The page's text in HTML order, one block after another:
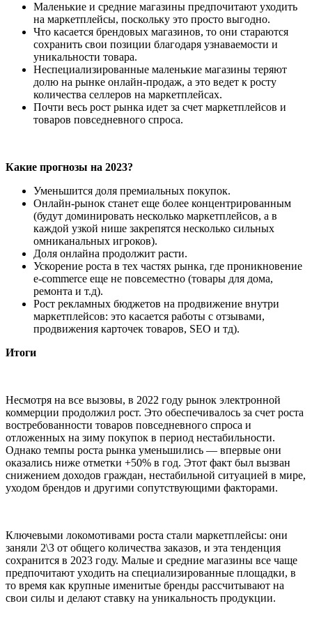
Маленькие и средние магазины предпочитают уходить
на маркетплейсы, поскольку это просто выгодно.
Что касается брендовых магазинов, то они стараются
сохранить свои позиции благодаря узнаваемости и
уникальности товара.
Неспециализированные маленькие магазины теряют
долю на рынке онлайн-продаж, а это ведет к росту
количества селлеров на маркетплейсах.
Почти весь рост рынка идет за счет маркетплейсов и
товаров повседневного спроса.
Какие прогнозы на 2023?
Уменьшится доля премиальных покупок.
Онлайн-рынок станет еще более концентрированным
(будут доминировать несколько маркетплейсов, а в
каждой узкой нише закрепятся несколько сильных
омниканальных игроков).
Доля онлайна продолжит расти.
Ускорение роста в тех частях рынка, где проникновение
e-commerce еще не повсеместно (товары для дома,
ремонта и т.д).
Рост рекламных бюджетов на продвижение внутри
маркетплейсов: это касается работы с отзывами,
продвижения карточек товаров, SEO и тд).
Итоги
Несмотря на все вызовы, в 2022 году рынок электронной
коммерции продолжил рост. Это обеспечивалось за счет роста
востребованности товаров повседневного спроса и
отложенных на зиму покупок в период нестабильности.
Однако темпы роста рынка уменьшились — впервые они
оказались ниже отметки +50% в год. Этот факт был вызван
снижением доходов граждан, нестабильной ситуацией в мире,
уходом брендов и другими сопутствующими факторами.
Ключевыми локомотивами роста стали маркетплейсы: они
заняли 2\3 от общего количества заказов, и эта тенденция
сохранится в 2023 году. Малые и средние магазины все чаще
предпочитают уходить на специализированные площадки, в
то время как крупные именитые бренды рассчитывают на
свои силы и делают ставку на уникальность продукции.